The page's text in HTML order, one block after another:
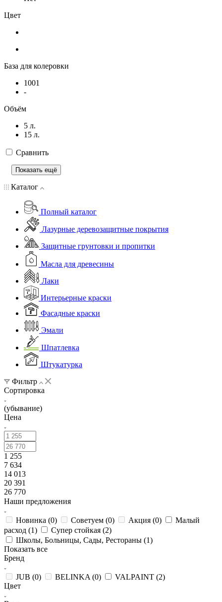
Цвет
База для колеровки
1001
-
Объём
5 л.
15 л.
Сравнить
Показать ещё
Каталог
Полный каталог
Лазурные деревозащитные покрытия
Защитные грунтовки и пропитки
Масла для древесины
Лаки
Интерьерные краски
Фасадные краски
Эмали
Шпатлевка
Штукатурка
Фильтр
Сортировка
(убывание)
Цена
1 255
7 634
14 013
20 391
26 770
Наши предложения
Новинка (0) Советуем (0) Акция (0)
Малый
расход (1) Супер стойкая (2)
Школы, Больницы, Сады, Рестораны (1)
Показать все
Бренд
JUB (0) BELINKA (0) VALPAINT (2)
Цвет